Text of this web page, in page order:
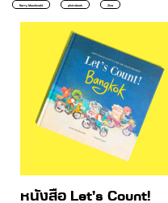
Barry Macdonald photobook Zine
หนังสือ Let’s Count!